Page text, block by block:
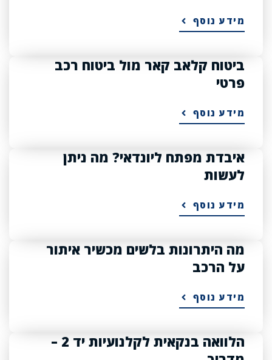
מידע נוסף
ביטוח קלאב קאר מול ביטוח רכב
פרטי
מידע נוסף
איבדת מפתח ליונדאי? מה ניתן
לעשות
מידע נוסף
מה היתרונות בלשים מכשיר איתור
על הרכב
מידע נוסף
הלוואה בנקאית לקלנועיות יד 2 –